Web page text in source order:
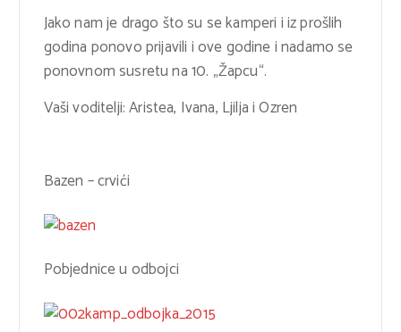
Jako nam je drago što su se kamperi i iz prošlih
godina ponovo prijavili i ove godine i nadamo se
ponovnom susretu na 10. „Žapcu“.
Vaši voditelji: Aristea, Ivana, Ljilja i Ozren
Bazen – crvići
Pobjednice u odbojci